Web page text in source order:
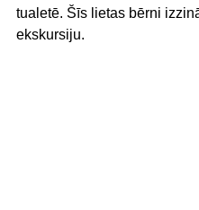
tualetē. Šīs lietas bērni
ekskursiju.